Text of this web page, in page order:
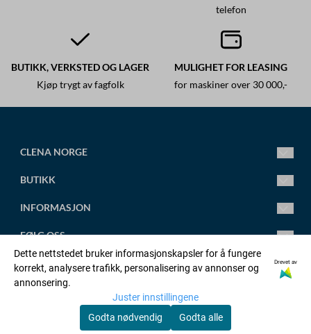
telefon
BUTIKK, VERKSTED OG LAGER
Kjøp trygt av fagfolk
MULIGHET FOR LEASING
for maskiner over 30 000,-
CLENA NORGE
Vi leverer alt fra små standard høytrykksspylere til store
spesialtilpassede anlegg.
post@clena.no
Tlf.: +47 45 88 58 31
Org. nr. 920230695
Orstadvegen 128b, 4353 KLEPP STASJON
BUTIKK
Mandag-Fredag 8.00-16.00
Kontakt oss
OPPRETT KONTO
INFORMASJON
Om oss
Artikler
Salgsbetingelser
Personvernerklæring
FØLG OSS
Facebook
© Copyright Company, org. number xxxxxx-xxxx
Dette nettstedet bruker informasjonskapsler for å fungere
korrekt, analysere trafikk, personalisering av annonser og
annonsering.
Drevet av
Juster innstillingene
Godta nødvendig
Godta alle